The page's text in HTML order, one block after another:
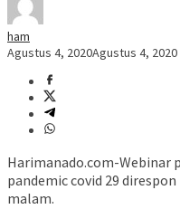
ham
Agustus 4, 2020Agustus 4, 2020
Harimanado.com-Webinar
pandemic covid 29
malam.